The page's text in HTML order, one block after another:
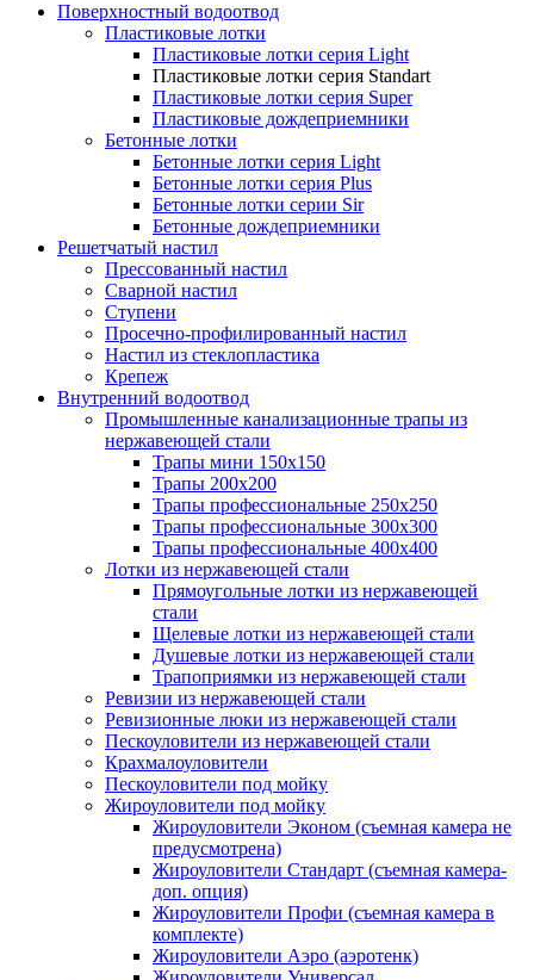
Поверхностный водоотвод
Пластиковые лотки
Пластиковые лотки серия Light
Пластиковые лотки серия Standart
Пластиковые лотки серия Super
Пластиковые дождеприемники
Бетонные лотки
Бетонные лотки серия Light
Бетонные лотки серия Plus
Бетонные лотки серии Sir
Бетонные дождеприемники
Решетчатый настил
Прессованный настил
Сварной настил
Ступени
Просечно-профилированный настил
Настил из стеклопластика
Крепеж
Внутренний водоотвод
Промышленные канализационные трапы из
нержавеющей стали
Трапы мини 150х150
Трапы 200х200
Трапы профессиональные 250х250
Трапы профессиональные 300х300
Трапы профессиональные 400х400
Лотки из нержавеющей стали
Прямоугольные лотки из нержавеющей
стали
Щелевые лотки из нержавеющей стали
Душевые лотки из нержавеющей стали
Трапоприямки из нержавеющей стали
Ревизии из нержавеющей стали
Ревизионные люки из нержавеющей стали
Пескоуловители из нержавеющей стали
Крахмалоуловители
Пескоуловители под мойку
Жироуловители под мойку
Жироуловители Эконом (съемная камера не
предусмотрена)
Жироуловители Стандарт (съемная камера-
доп. опция)
Жироуловители Профи (съемная камера в
комплекте)
Жироуловители Аэро (аэротенк)